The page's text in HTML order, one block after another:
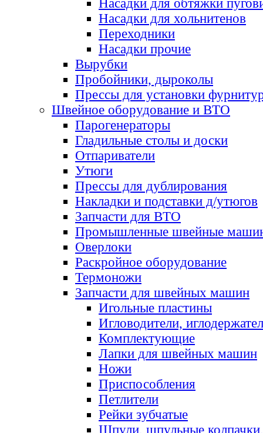
Насадки для обтяжки
Насадки для хольнитенов
Переходники
Насадки прочие
Вырубки
Пробойники, дыроколы
Прессы для установки
Швейное оборудование и ВТО
Парогенераторы
Гладильные столы и доски
Отпариватели
Утюги
Прессы для дублирования
Накладки и подставки д/утюгов
Запчасти для ВТО
Промышленные швейные
Оверлоки
Раскройное оборудование
Термоножи
Запчасти для швейных машин
Игольные пластины
Игловодители,
Комплектующие
Лапки для швейных машин
Ножи
Приспособления
Петлители
Рейки зубчатые
Шпули, шпульные